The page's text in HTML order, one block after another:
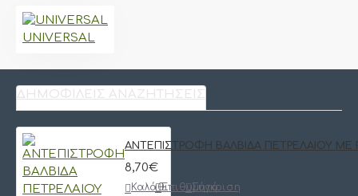
UNIVERSAL
ΔΗΜΟΦΙΛΕΊΣ ΑΝΑΖΗΤΉΣΕΙΣ
ΑΝΤΕΠΙΣΤΡΟΦΗ ΒΑΛΒΙΔΑ ΠΕΤΡΕΛΑΙΟΥ ΜΕ
8,70€
ΚαλάθιΕπιθυμητό
Σύγκριση